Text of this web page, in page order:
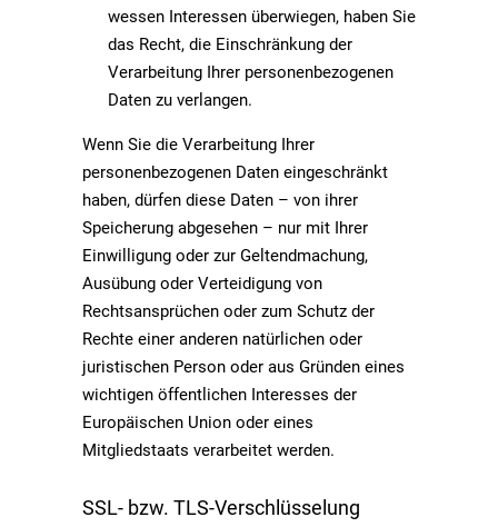
wessen Interessen überwiegen, haben Sie
das Recht, die Einschränkung der
Verarbeitung Ihrer personenbezogenen
Daten zu verlangen.
Wenn Sie die Verarbeitung Ihrer
personenbezogenen Daten eingeschränkt
haben, dürfen diese Daten – von ihrer
Speicherung abgesehen – nur mit Ihrer
Einwilligung oder zur Geltendmachung,
Ausübung oder Verteidigung von
Rechtsansprüchen oder zum Schutz der
Rechte einer anderen natürlichen oder
juristischen Person oder aus Gründen eines
wichtigen öffentlichen Interesses der
Europäischen Union oder eines
Mitgliedstaats verarbeitet werden.
SSL- bzw. TLS-Verschlüsselung